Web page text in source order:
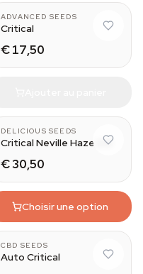
ADVANCED SEEDS
Critical
€ 17,50
DELICIOUS SEEDS
Critical Neville Haze 2.0
€ 30,50
Choisir une option
CBD SEEDS
Auto Critical